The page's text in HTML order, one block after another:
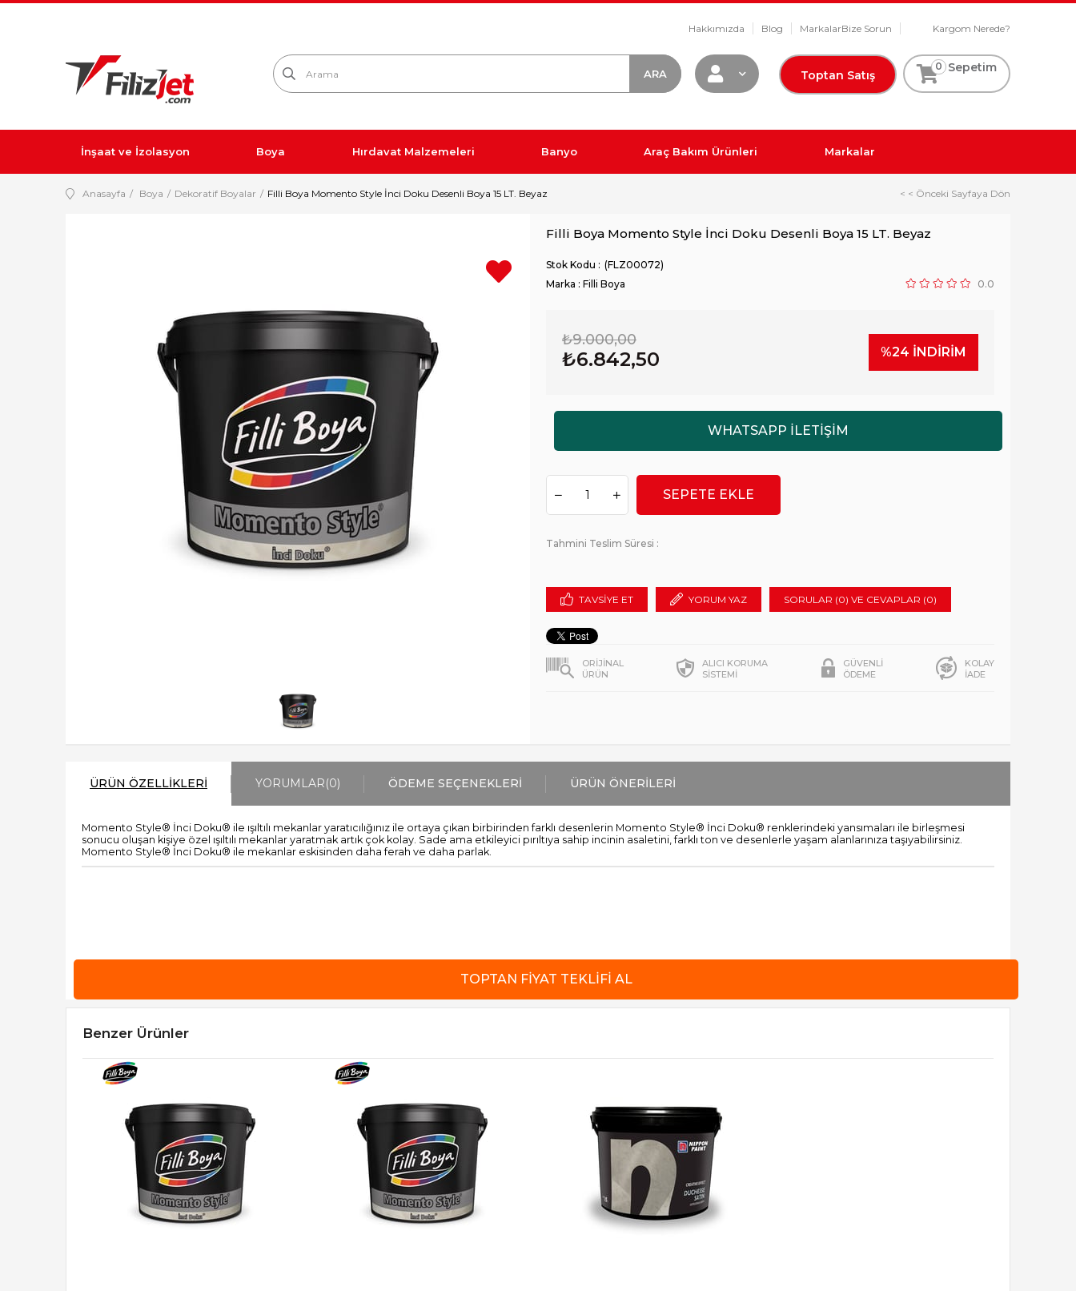
Hakkımızda Blog MarkalarBize Sorun Kargom Nerede?
Sepetim
0
Toptan Satış
İnşaat ve İzolasyon Boya Hırdavat Malzemeleri Banyo Araç Bakım Ürünleri Markalar
Anasayfa Boya Dekoratif Boyalar Filli Boya Momento Style İnci Doku Desenli Boya 15 LT. Beyaz < < Önceki Sayfaya Dön
Filli Boya Momento Style İnci Doku Desenli Boya 15 LT. Beyaz
(FLZ00072)
Marka : Filli Boya 0.0
₺9.000,00
₺6.842,50 %24 İNDIRIM
Tahmini Teslim Süresi :
TAVSIYE ET YORUM YAZ SORULAR (0) VE CEVAPLAR (0)
ORİJİNAL
ÜRÜN
ALICI KORUMA
SİSTEMİ
GÜVENLİ
ÖDEME
KOLAY
İADE
ÜRÜN ÖZELLIKLERI YORUMLAR(0) ÖDEME SEÇENEKLERI ÜRÜN ÖNERILERI
Momento Style® İnci Doku® ile ışıltılı mekanlar yaratıcılığınız ile ortaya çıkan birbirinden farklı desenlerin Momento Style® İnci Doku® renklerindeki yansımaları ile birleşmesi
sonucu oluşan kişiye özel ışıltılı mekanlar yaratmak artık çok kolay. Sade ama etkileyici pırıltıya sahip incinin asaletini, farklı ton ve desenlerle yaşam alanlarınıza taşıyabilirsiniz.
Momento Style® İnci Doku® ile mekanlar eskisinden daha ferah ve daha parlak.
Benzer Ürünler